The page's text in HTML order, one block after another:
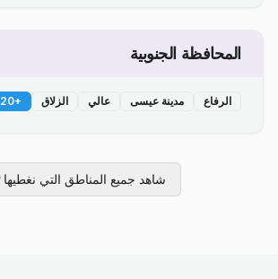
المحافظة الجنوبية
الرفاع مدينة عيسى عالي الزلاق +
20
شاهد جميع المناطق التي نغطيها